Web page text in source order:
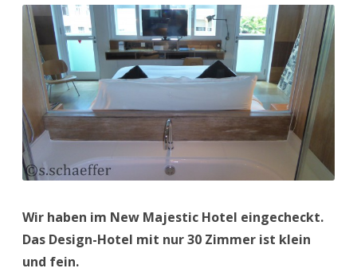
Wir haben im New Majestic Hotel eingecheckt.
Das Design-Hotel mit nur 30 Zimmer ist klein
und fein.